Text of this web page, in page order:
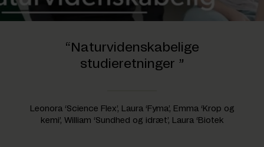
“Naturvidenskabelige
studieretninger ”
Leonora ‘Science Flex’, Laura ‘Fyma’, Emma ‘Krop og
kemi’, William ‘Sundhed og idræt’, Laura ‘Biotek